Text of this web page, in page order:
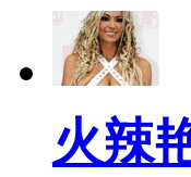
火辣